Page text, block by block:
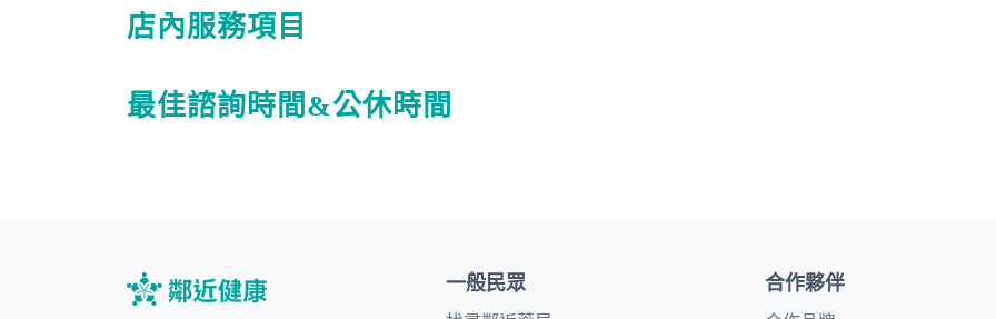
店內服務項目
最佳諮詢時間&公休時間
一般民眾 合作夥伴